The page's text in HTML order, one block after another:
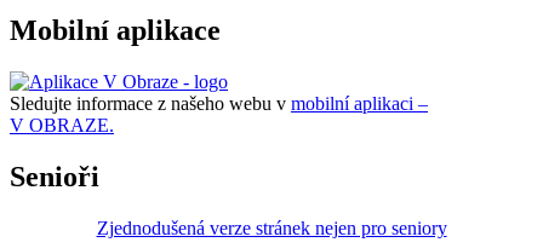
Mobilní aplikace
Sledujte informace z našeho webu v mobilní aplikaci –
V OBRAZE.
Senioři
Zjednodušená verze stránek nejen pro seniory